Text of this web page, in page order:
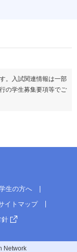
。入試関連情報は一部
の学生募集要項等でご
生の方へ
イトマップ
針
Network